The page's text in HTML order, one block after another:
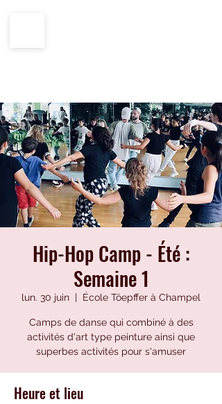
Hip-Hop Camp - Été :
Semaine 1
lun. 30 juin
  |
École Töepffer à Champel
Camps de danse qui combiné à des
activités d'art type peinture ainsi que
superbes activités pour s'amuser
Heure et lieu